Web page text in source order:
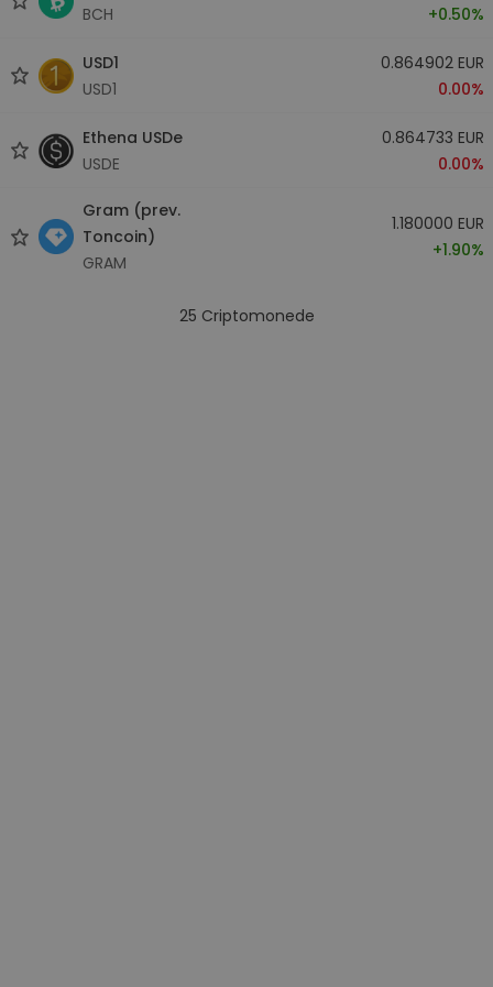
BCH
+0.50%
USD1
USD1
0.864902 EUR
0.00%
Ethena USDe
USDE
0.864733 EUR
0.00%
Gram (prev.
Toncoin)
GRAM
1.180000 EUR
+1.90%
25 Criptomonede